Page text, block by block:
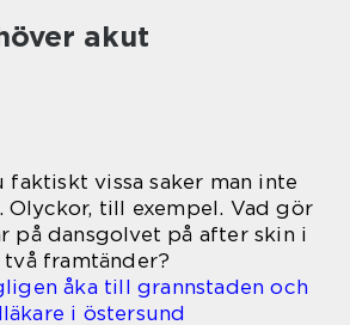
akut
vissa saker man inte
Olyckor, till exempel. Vad gör
på dansgolvet på after skin i
framtänder?
åka till grannstaden och
i östersund